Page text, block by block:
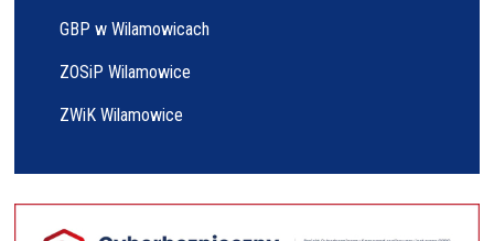
GBP w Wilamowicach
ZOSiP Wilamowice
ZWiK Wilamowice